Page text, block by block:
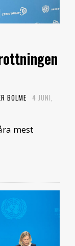
BOLME
4 JUNI,
mest